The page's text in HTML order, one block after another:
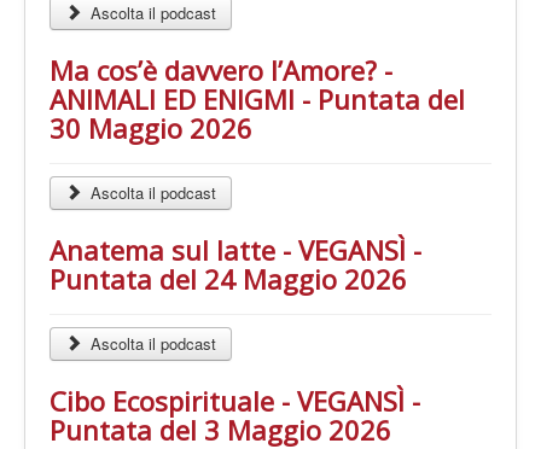
Ascolta il podcast
Ma cos’è davvero l’Amore? -
ANIMALI ED ENIGMI - Puntata del
30 Maggio 2026
Ascolta il podcast
Anatema sul latte - VEGANSÌ -
Puntata del 24 Maggio 2026
Ascolta il podcast
Cibo Ecospirituale - VEGANSÌ -
Puntata del 3 Maggio 2026